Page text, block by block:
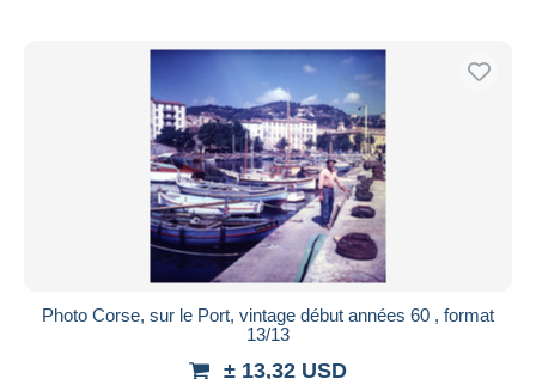
Photo Corse, sur le Port, vintage début années 60 , format
13/13
± 13,32 USD